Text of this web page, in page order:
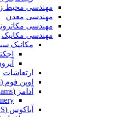
مهندسی محیط
مهندسی معدن
مهندسی
مهندسی مکانیک
مکانیک
ارتعاشات
اوپن فوم (OpenFoam)
آدامز (MSC Adams)
آباکوس (ABAQUS)